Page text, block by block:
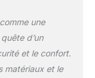
une
d’un
et le confort.
matériaux et le